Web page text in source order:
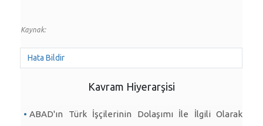
Kaynak:
Hata Bildir
Kavram Hiyerarşisi
ABAD'ın Türk İşçilerinin Dolaşımı İle İlgili Olarak